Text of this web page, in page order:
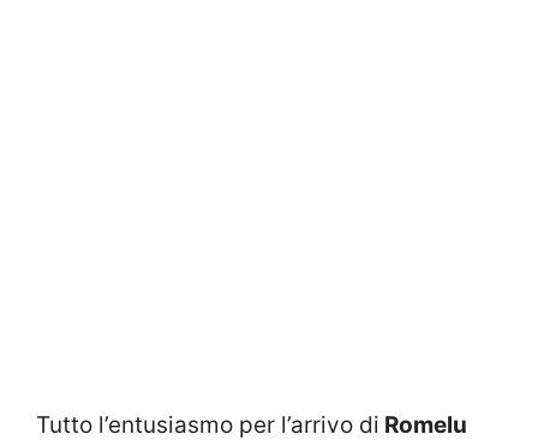
Tutto l’entusiasmo per l’arrivo di Romelu